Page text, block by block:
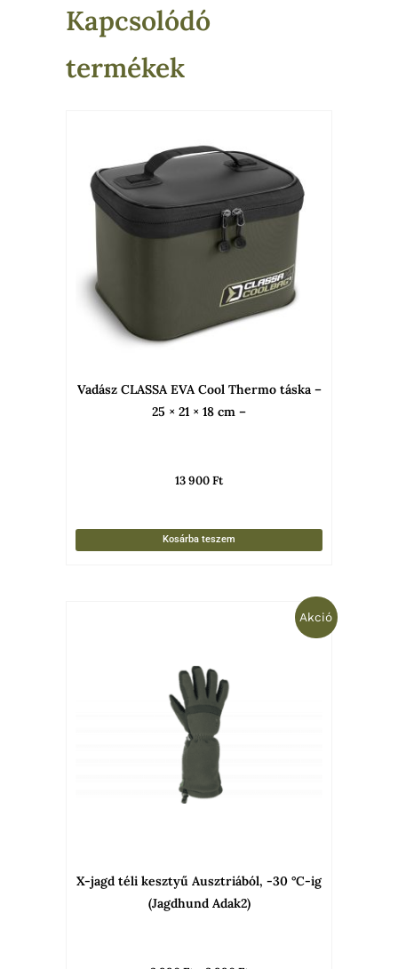
Kapcsolódó
termékek
Vadász CLASSA EVA Cool Thermo táska –
25 × 21 × 18 cm –
13 900Ft
Kosárba teszem
Akció
X-jagd téli kesztyű Ausztriából, -30 °C-ig
(Jagdhund Adak2)
Ártartomány:
Ennek
a
ki